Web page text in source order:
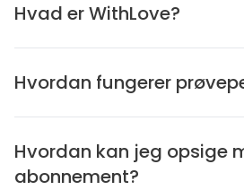
Hvad er WithLove?
Hvordan fungerer
Hvordan kan jeg opsige
abonnement?